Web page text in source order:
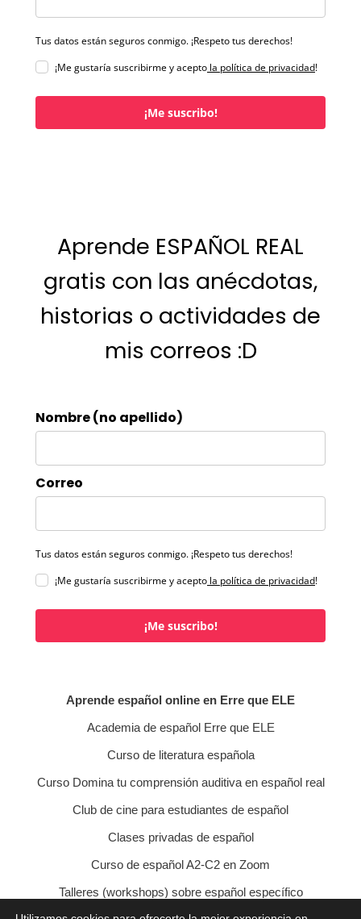
Tus datos están seguros conmigo. ¡Respeto tus derechos!
¡Me gustaría suscribirme y acepto la política de privacidad!
¡Me suscribo!
Aprende ESPAÑOL REAL
gratis con las anécdotas,
historias o actividades de
mis correos :D
Nombre (no apellido)
Correo
Tus datos están seguros conmigo. ¡Respeto tus derechos!
¡Me gustaría suscribirme y acepto la política de privacidad!
¡Me suscribo!
Aprende español online en Erre que ELE
Academia de español Erre que ELE
Curso de literatura española
Curso Domina tu comprensión auditiva en español real
Club de cine para estudiantes de español
Clases privadas de español
Curso de español A2-C2 en Zoom
Talleres (workshops) sobre español específico